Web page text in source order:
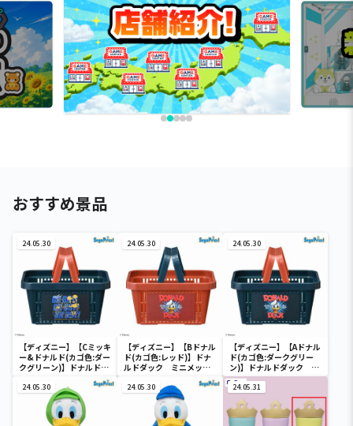
おすすめ景品
24.05.30
【ディズニー】【Cミッキ
ー&ドナルド(カゴ色:ダー
クグリーン)】ドナルドダ
ック ミニメッシュカゴ
24.05.30
【ディズニー】【Bドナル
ド(カゴ色:レッド)】ドナ
ルドダック ミニメッシ
24.05.30
【ディズニー】【Aドナル
ド(カゴ色:ダークグリー
ン)】ドナルドダック ミ
ニメッシュカゴ
24.05.30 24.05.30 24.05.31